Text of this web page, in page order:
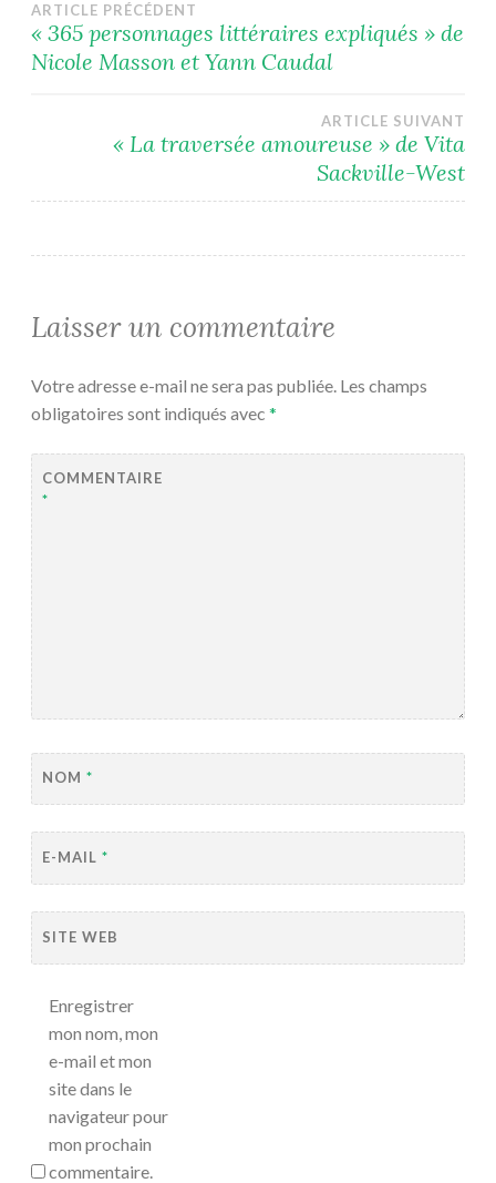
Navigation
de
l’article
ARTICLE PRÉCÉDENT
« 365 personnages littéraires expliqués » de
Nicole Masson et Yann Caudal
ARTICLE SUIVANT
« La traversée amoureuse » de Vita
Sackville-West
Laisser un commentaire
Votre adresse e-mail ne sera pas publiée. Les champs
obligatoires sont indiqués avec *
COMMENTAIRE
*
NOM *
E-MAIL *
SITE WEB
Enregistrer
mon nom, mon
e-mail et mon
site dans le
navigateur pour
mon prochain
commentaire.